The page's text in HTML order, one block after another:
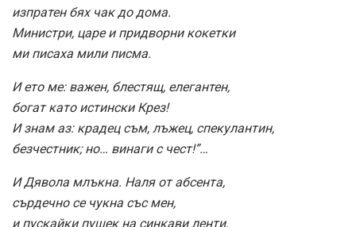
изпратен бях чак до дома.
Министри, царе и придворни кокетки
ми писаха мили писма.
И ето ме: важен, блестящ, елегантен,
богат като истински Крез!
И знам аз: крадец съм, лъжец, спекулантин,
безчестник; но… винаги с чест!”…
И Дявола млъкна. Наля от абсента,
сърдечно се чукна със мен,
и пускайки пушек на синкави ленти,